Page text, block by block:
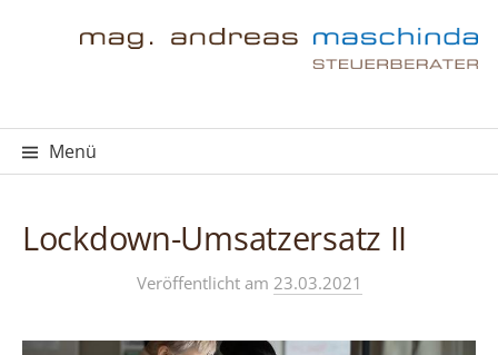
Menü
Lockdown-Umsatzersatz II
Veröffentlicht am 23.03.2021